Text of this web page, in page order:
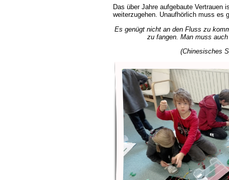
Das über Jahre aufgebaute Vertrauen
weiterzugehen. Unaufhörlich muss es
Es genügt nicht an den Fluss zu
zu fangen. Man muss
(Chinesisches